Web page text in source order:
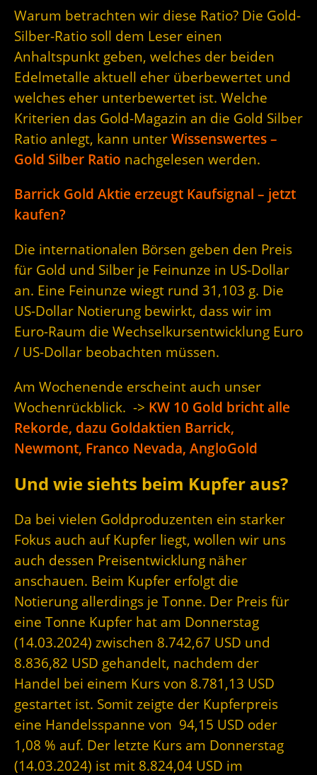
Warum betrachten wir diese Ratio? Die Gold-
Silber-Ratio soll dem Leser einen
Anhaltspunkt geben, welches der beiden
Edelmetalle aktuell eher überbewertet und
welches eher unterbewertet ist. Welche
Kriterien das Gold-Magazin an die Gold Silber
Ratio anlegt, kann unter Wissenswertes –
Gold Silber Ratio nachgelesen werden.
Barrick Gold Aktie erzeugt Kaufsignal – jetzt
kaufen?
Die internationalen Börsen geben den Preis
für Gold und Silber je Feinunze in US-Dollar
an. Eine Feinunze wiegt rund 31,103 g. Die
US-Dollar Notierung bewirkt, dass wir im
Euro-Raum die Wechselkursentwicklung Euro
/ US-Dollar beobachten müssen.
Am Wochenende erscheint auch unser
Wochenrückblick. -> KW 10 Gold bricht alle
Rekorde, dazu Goldaktien Barrick,
Newmont, Franco Nevada, AngloGold
Und wie siehts beim Kupfer aus?
Da bei vielen Goldproduzenten ein starker
Fokus auch auf Kupfer liegt, wollen wir uns
auch dessen Preisentwicklung näher
anschauen. Beim Kupfer erfolgt die
Notierung allerdings je Tonne. Der Preis für
eine Tonne Kupfer hat am Donnerstag
(14.03.2024) zwischen 8.742,67 USD und
8.836,82 USD gehandelt, nachdem der
Handel bei einem Kurs von 8.781,13 USD
gestartet ist. Somit zeigte der Kupferpreis
eine Handelsspanne von 94,15 USD oder
1,08 % auf. Der letzte Kurs am Donnerstag
(14.03.2024) ist mit 8.824,04 USD im